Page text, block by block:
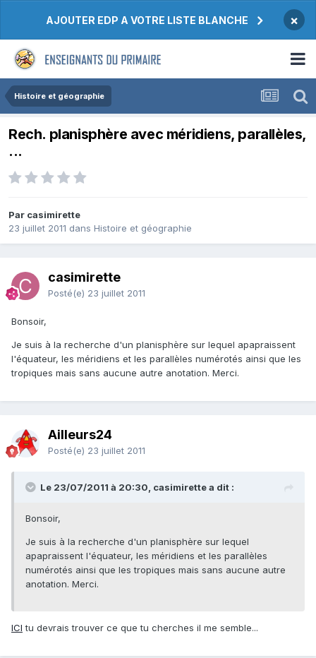
AJOUTER EDP A VOTRE LISTE BLANCHE ×
Histoire et géographie
Rech. planisphère avec méridiens, parallèles,
...
Par casimirette
23 juillet 2011 dans Histoire et géographie
casimirette
Posté(e) 23 juillet 2011
Bonsoir,
Je suis à la recherche d'un planisphère sur lequel apapraissent
l'équateur, les méridiens et les parallèles numérotés ainsi que les
tropiques mais sans aucune autre anotation. Merci.
Ailleurs24
Posté(e) 23 juillet 2011
Le 23/07/2011 à 20:30, casimirette a dit :
Bonsoir,
Je suis à la recherche d'un planisphère sur lequel
apapraissent l'équateur, les méridiens et les parallèles
numérotés ainsi que les tropiques mais sans aucune autre
anotation. Merci.
ICI tu devrais trouver ce que tu cherches il me semble...